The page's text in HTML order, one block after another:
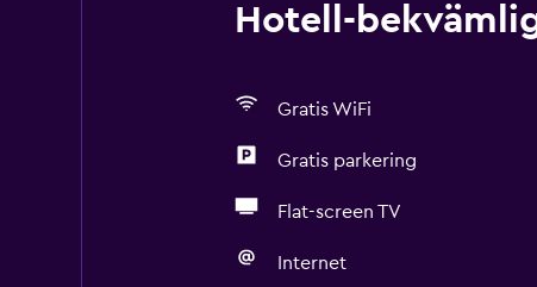
Hotell-
Gratis WiFi
Gratis parkering
Flat-screen TV
Internet